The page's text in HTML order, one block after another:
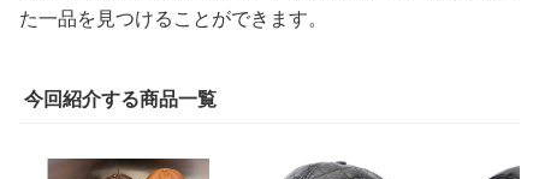
た一品を見つけることができます。
今回紹介する商品一覧